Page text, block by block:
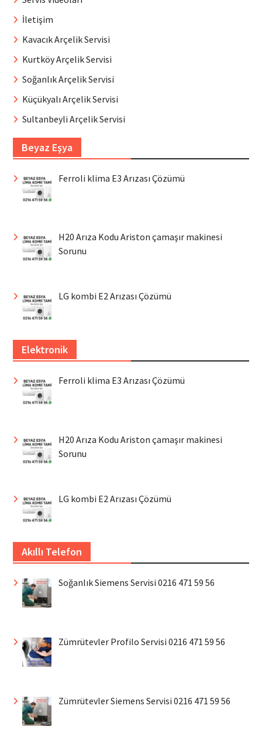
İletişim
Kavacık Arçelik Servisi
Kurtköy Arçelik Servisi
Soğanlık Arçelik Servisi
Küçükyalı Arçelik Servisi
Sultanbeyli Arçelik Servisi
Beyaz Eşya
Ferroli klima E3 Arızası Çözümü
H20 Arıza Kodu Ariston çamaşır makinesi
Sorunu
LG kombi E2 Arızası Çözümü
Elektronik
Ferroli klima E3 Arızası Çözümü
H20 Arıza Kodu Ariston çamaşır makinesi
Sorunu
LG kombi E2 Arızası Çözümü
Akıllı Telefon
Soğanlık Siemens Servisi 0216 471 59 56
Zümrütevler Profilo Servisi 0216 471 59 56
Zümrütevler Siemens Servisi 0216 471 59 56